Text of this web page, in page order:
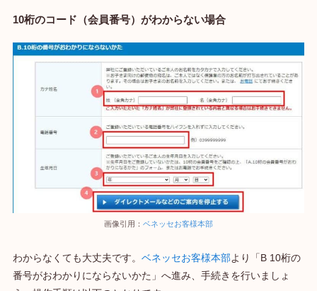
10桁のコード（会員番号）がわからない場合
画像引用： ベネッセお客様本部
わからなくても大丈夫です。 ベネッセお客様本部より「B 10桁の
番号がおわかりにならないかた」へ進み、手続きを行いましょ